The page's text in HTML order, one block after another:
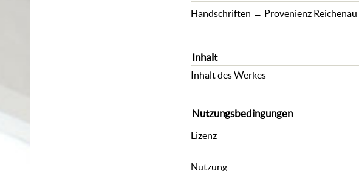
Handschriften → Provenienz Reichenau
Inhalt
Inhalt des Werkes
Nutzungsbedingungen
Lizenz
Nutzung